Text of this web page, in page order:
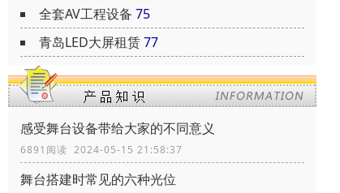
全套AV工程设备 75
青岛LED大屏租赁77
感受舞台设备带给大家的不同意义
6891阅读 2024-05-15 21:58:37
舞台搭建时常见的六种光位